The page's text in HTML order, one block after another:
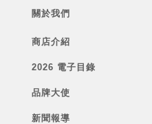
關於我們
商店介紹
2026 電子目錄
品牌大使
新聞報導